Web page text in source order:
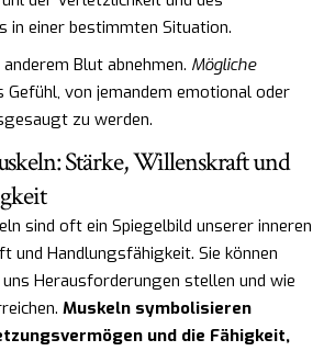
in einer bestimmten Situation.
Blut abnehmen. Mögliche
Gefühl, von jemandem emotional oder
zu werden.
Stärke, Willenskraft und
sind oft ein Spiegelbild unserer inneren
und Handlungsfähigkeit. Sie können
Herausforderungen stellen und wie
Muskeln symbolisieren
und die Fähigkeit,